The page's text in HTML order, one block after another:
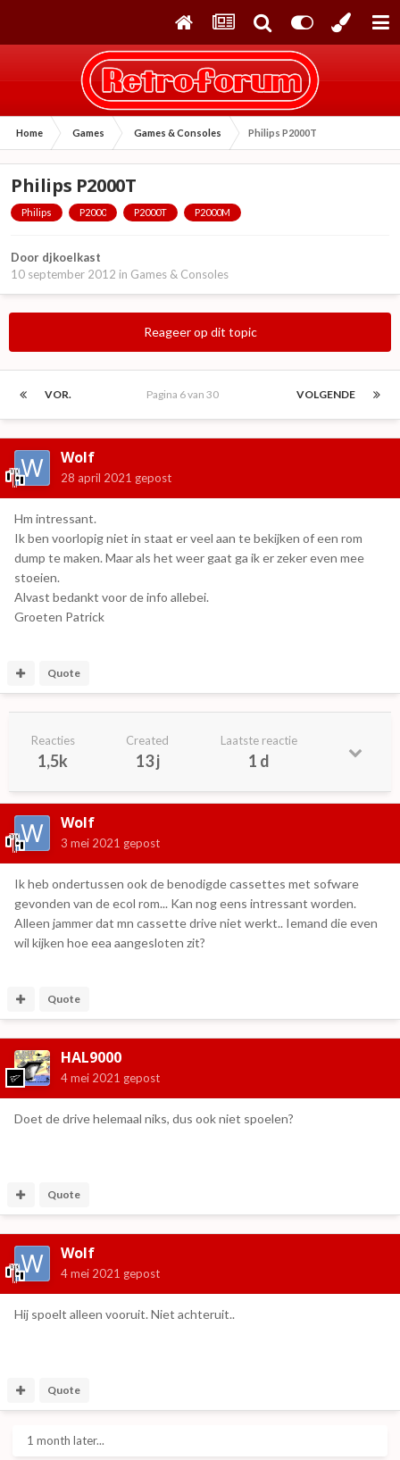
Home Games Games & Consoles Philips P2000T
Philips P2000T
Philips P2000 P2000T P2000M
Door djkoelkast
10 september 2012 in Games & Consoles
Reageer op dit topic
VOR. VOLGENDE
Pagina 6 van 30
Wolf
28 april 2021 gepost
Hm intressant.
Ik ben voorlopig niet in staat er veel aan te bekijken of een rom
dump te maken. Maar als het weer gaat ga ik er zeker even mee
stoeien.
Alvast bedankt voor de info allebei.
Groeten Patrick
Quote
Reacties
1,5k
Created
13 j
Laatste reactie
1 d
Wolf
3 mei 2021 gepost
Ik heb ondertussen ook de benodigde cassettes met sofware
gevonden van de ecol rom... Kan nog eens intressant worden.
Alleen jammer dat mn cassette drive niet werkt.. Iemand die even
wil kijken hoe eea aangesloten zit?
Quote
HAL9000
4 mei 2021 gepost
Doet de drive helemaal niks, dus ook niet spoelen?
Quote
Wolf
4 mei 2021 gepost
Hij spoelt alleen vooruit. Niet achteruit..
Quote
1 month later...